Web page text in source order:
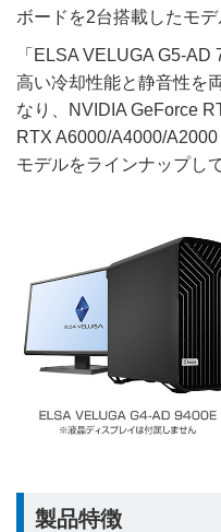
ボードを2台搭載したモデ
「ELSA VELUGA G5-AD
高い冷却性能と静音性を
なり、NVIDIA GeForce
RTX A6000/A4000/
モデルをラインナップし
製品特徴